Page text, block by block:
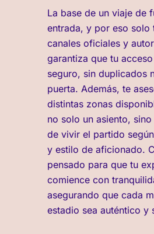
La base de un viaje de
entrada, y por eso solo
canales oficiales y
garantiza que tu
seguro, sin duplicados
puerta. Además, te
distintas zonas
no solo un asiento,
de vivir el partido
y estilo de aficionado.
pensado para que tu
comience con
asegurando que cada
estadio sea auténtico y